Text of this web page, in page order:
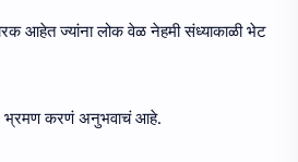
आहेत ज्यांना लोक वेळ नेहमी संध्याकाळी भेट
भ्रमण करणं अनुभवाचं आहे.